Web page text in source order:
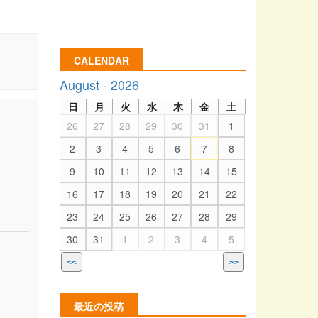
CALENDAR
August - 2026
日 月 火 水 木 金
土
26
27 28 29 30 31
1
2
3 4 5 6 7
8
9
10 11 12 13 14
15
16
17 18 19 20 21
22
23
24 25 26 27 28
29
30
31 1 2 3 4 5
<< >>
最近の投稿